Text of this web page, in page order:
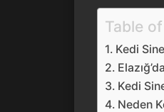
Table
Kedi
Kedi
Neden